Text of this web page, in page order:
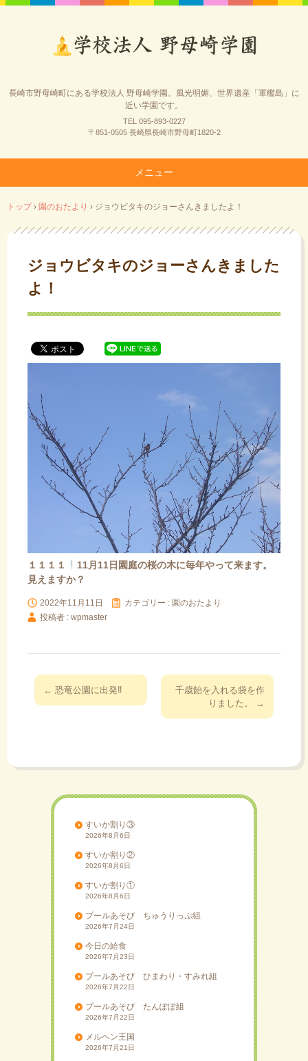
長崎市野母崎町にある学校法人 野母崎学園。風光明媚、世界遺産「軍艦島」に
近い学園です。
TEL 095-893-0227
〒851-0505 長崎県長崎市野母町1820-2
メニュー
ン
テ
トップ › 園のおたより › ジョウビタキのジョーさんきましたよ！
ジョウビタキのジョーさんきました
よ！
１１１１
11月11日園庭の桜の木に毎年やって来ます。
見えますか？
2022年11月11日 カテゴリー : 園のおたより
投稿者 : wpmaster
投
稿
← 恐竜公園に出発‼︎
千歳飴を入れる袋を作
りました。
→
すいか割り③
2026年8月6日
すいか割り②
2026年8月6日
すいか割り①
2026年8月6日
プールあそび ちゅうりっぷ組
2026年7月24日
今日の給食
2026年7月23日
プールあそび ひまわり・すみれ組
2026年7月22日
プールあそび たんぽぽ組
2026年7月22日
メルヘン王国
2026年7月21日